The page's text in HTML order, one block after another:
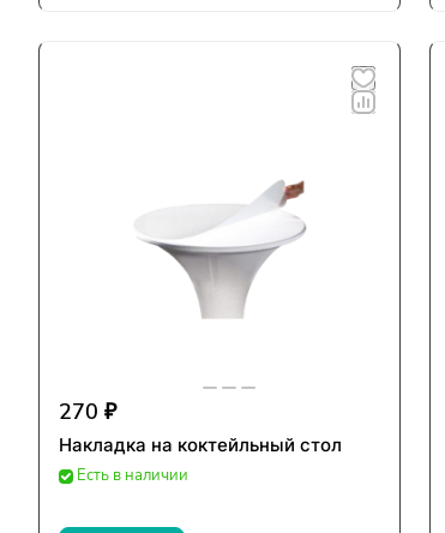
270 ₽
Накладка на коктейльный стол
Есть в наличии